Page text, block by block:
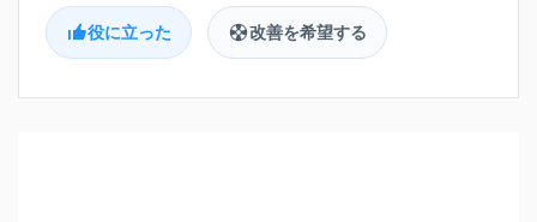
役に立った 改善を希望する